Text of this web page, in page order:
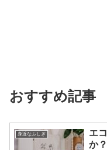
おすすめ記事
身近なふしぎ
エ
か